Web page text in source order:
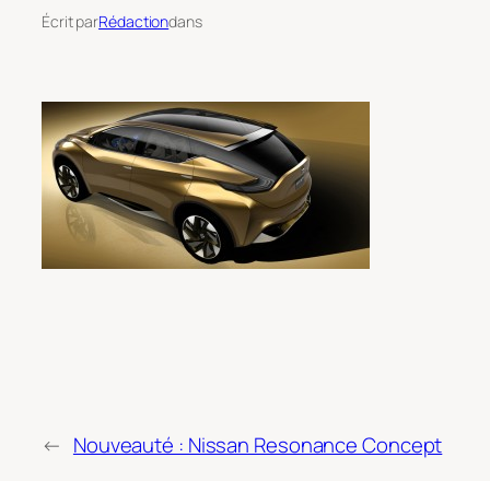
Écrit parRédactiondans
← Nouveauté : Nissan Resonance Concept